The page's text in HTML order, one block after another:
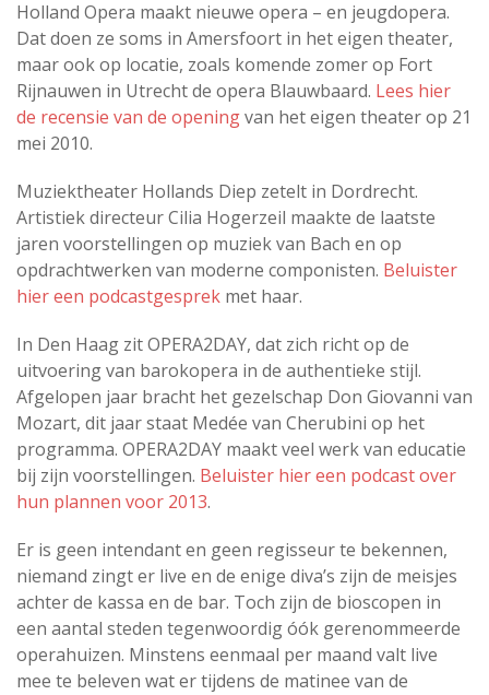
Holland Opera maakt nieuwe opera – en jeugdopera.
Dat doen ze soms in Amersfoort in het eigen theater,
maar ook op locatie, zoals komende zomer op Fort
Rijnauwen in Utrecht de opera Blauwbaard. Lees hier
de recensie van de openingvan het eigen theater op 21
mei 2010.
Muziektheater Hollands Diep zetelt in Dordrecht.
Artistiek directeur Cilia Hogerzeil maakte de laatste
jaren voorstellingen op muziek van Bach en op
opdrachtwerken van moderne componisten. Beluister
hier een podcastgesprek met haar.
In Den Haag zit OPERA2DAY, dat zich richt op de
uitvoering van barokopera in de authentieke stijl.
Afgelopen jaar bracht het gezelschap Don Giovanni van
Mozart, dit jaar staat Medée van Cherubini op het
programma. OPERA2DAY maakt veel werk van educatie
bij zijn voorstellingen. Beluister hier een podcast over
hun plannen voor 2013.
Er is geen intendant en geen regisseur te bekennen,
niemand zingt er live en de enige diva’s zijn de meisjes
achter de kassa en de bar. Toch zijn de bioscopen in
een aantal steden tegenwoordig óók gerenommeerde
operahuizen. Minstens eenmaal per maand valt live
mee te beleven wat er tijdens de matinee van de